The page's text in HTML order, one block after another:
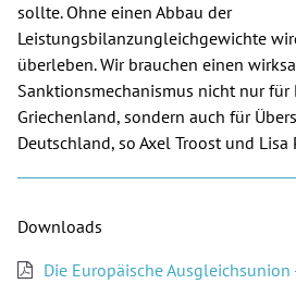
Spenden
Kontakt
Presse
English
sollte. Ohne einen Abbau der
Leistungsbilanzungleichgewichte
überleben. Wir brauchen einen
Sanktionsmechanismus nicht nur
Griechenland, sondern auch für
Deutschland, so Axel Troost und Lisa
Downloads
Die Europäische